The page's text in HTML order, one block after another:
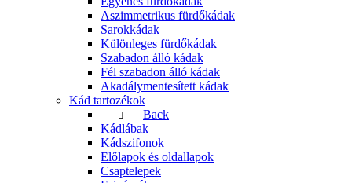
Aszimmetrikus fürdőkádak
Sarokkádak
Különleges fürdőkádak
Szabadon álló kádak
Fél szabadon álló kádak
Akadálymentesített kádak
Kád tartozékok
Back
Kádlábak
Kádszifonok
Előlapok és oldallapok
Csaptelepek